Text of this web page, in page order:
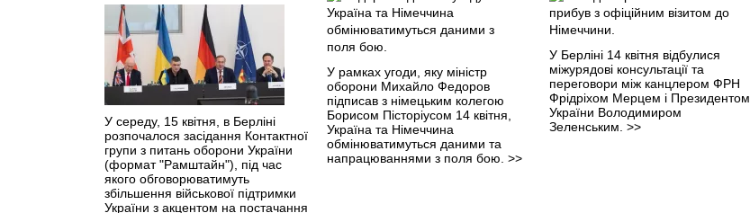
У середу, 15 квітня, в Берліні
розпочалося засідання Контактної
групи з питань оборони України
(формат "Рамштайн"), під час
якого обговорюватимуть
збільшення військової підтримки
України з акцентом на постачання
У рамках угоди, яку міністр
оборони Михайло Федоров
підписав з німецьким колегою
Борисом Пісторіусом 14 квітня,
Україна та Німеччина
обмінюватимуться даними та
напрацюваннями з поля бою. >>
У Берліні 14 квітня відбулися
міжурядові консультації та
переговори між канцлером ФРН
Фрідріхом Мерцем і Президентом
України Володимиром
Зеленським. >>